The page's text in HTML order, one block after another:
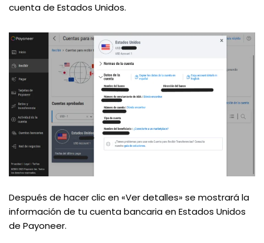
cuenta de Estados Unidos.
Después de hacer clic en «Ver detalles» se mostrará la
información de tu cuenta bancaria en Estados Unidos
de Payoneer.